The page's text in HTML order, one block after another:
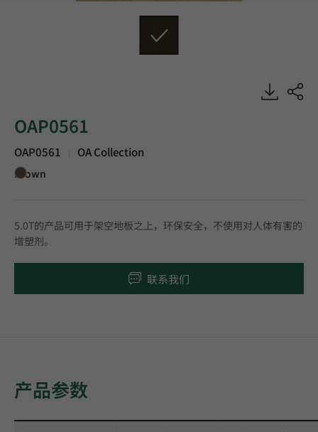
OAP0561
OAP0561 OA Collection
Brown
5.0T的产品可用于架空地板之上，环保安全，不使用对人体有害的
增塑剂。
联系我们
产品参数